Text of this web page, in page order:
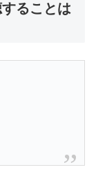
ることは